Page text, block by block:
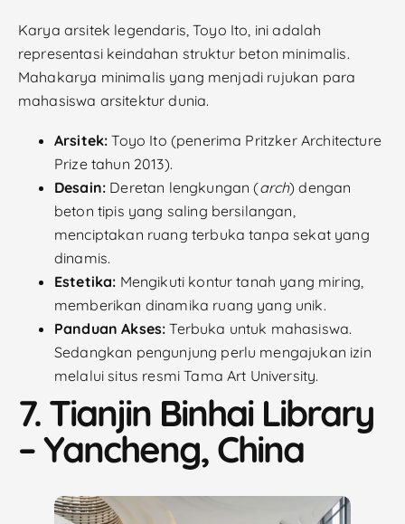
Karya arsitek legendaris, Toyo Ito, ini adalah
representasi keindahan struktur beton minimalis.
Mahakarya minimalis yang menjadi rujukan para
mahasiswa arsitektur dunia.
Arsitek: Toyo Ito (penerima Pritzker Architecture
Prize tahun 2013).
Desain: Deretan lengkungan (arch) dengan
beton tipis yang saling bersilangan,
menciptakan ruang terbuka tanpa sekat yang
dinamis.
Estetika: Mengikuti kontur tanah yang miring,
memberikan dinamika ruang yang unik.
Panduan Akses: Terbuka untuk mahasiswa.
Sedangkan pengunjung perlu mengajukan izin
melalui situs resmi Tama Art University.
7. Tianjin Binhai Library
– Yancheng, China